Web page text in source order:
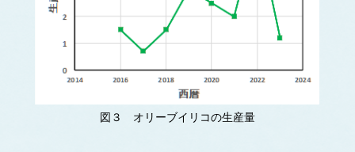
図３ オリーブイリコの生産量